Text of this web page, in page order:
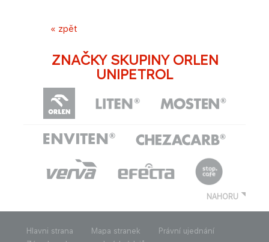
« zpět
ZNAČKY SKUPINY ORLEN
UNIPETROL
NAHORU
Hlavni strana Mapa stranek
Právní ujednání